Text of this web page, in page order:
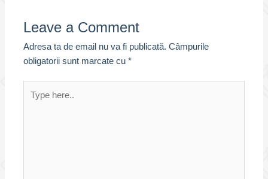
Leave a Comment
Adresa ta de email nu va fi publicată. Câmpurile
obligatorii sunt marcate cu*
here..